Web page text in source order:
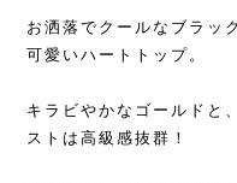
お洒落でクールなブラッ
可愛いハートトップ。
キラビやかなゴールドと
ストは高級感抜群！